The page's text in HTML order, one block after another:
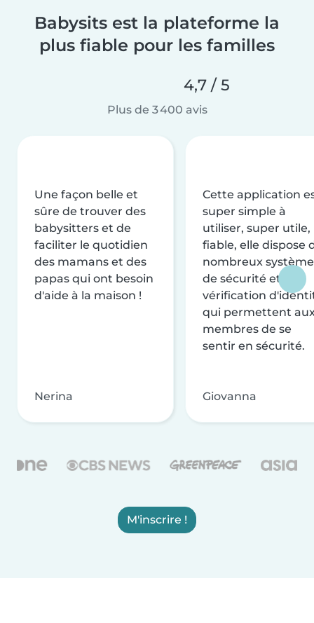
Babysits est la plateforme la
plus fiable pour les familles
4,7 / 5
Plus de 3 400 avis
Une façon belle et
sûre de trouver des
babysitters et de
faciliter le quotidien
des mamans et des
papas qui ont besoin
d'aide à la maison !
Nerina
Cette application
super simple à
utiliser, super utile,
fiable, elle dispose
nombreux
de sécurité et de
vérification
qui permettent
membres de se
sentir en sécurité.
Giovanna
M'inscrire !